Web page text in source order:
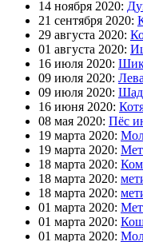
14 ноября 2020:
21 сентября 2020:
29 августа 2020:
01 августа 2020:
16 июля 2020:
09 июля 2020:
09 июля 2020:
16 июня 2020:
08 мая 2020: Пёс
19 марта 2020:
19 марта 2020:
18 марта 2020:
18 марта 2020:
18 марта 2020:
01 марта 2020:
01 марта 2020:
01 марта 2020: